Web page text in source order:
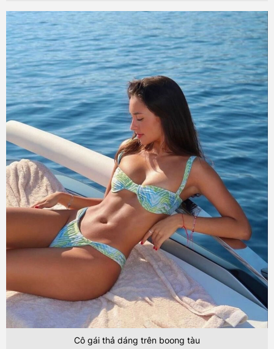
Cô gái thả dáng trên boong tàu